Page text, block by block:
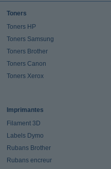
Toners
Toners HP
Toners Samsung
Toners Brother
Toners Canon
Toners Xerox
Imprimantes
Filament 3D
Labels Dymo
Rubans Brother
Rubans encreur